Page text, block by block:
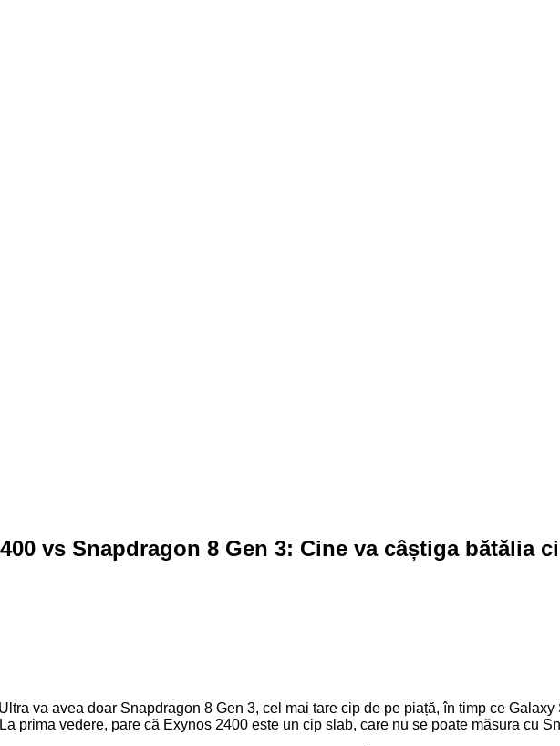
vs Snapdragon 8 Gen 3: Cine va câștiga bătălia
va avea doar Snapdragon 8 Gen 3, cel mai tare cip de pe piață, în timp ce
prima vedere, pare că Exynos 2400 este un cip slab, care nu se poate măsura cu